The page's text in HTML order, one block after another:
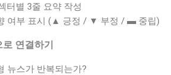
터별 3줄 요약 작성
여부 표시 (▲ 긍정 / ▼ 부정 / ▬ 중립)
연결하기
뉴스가 반복되는가?